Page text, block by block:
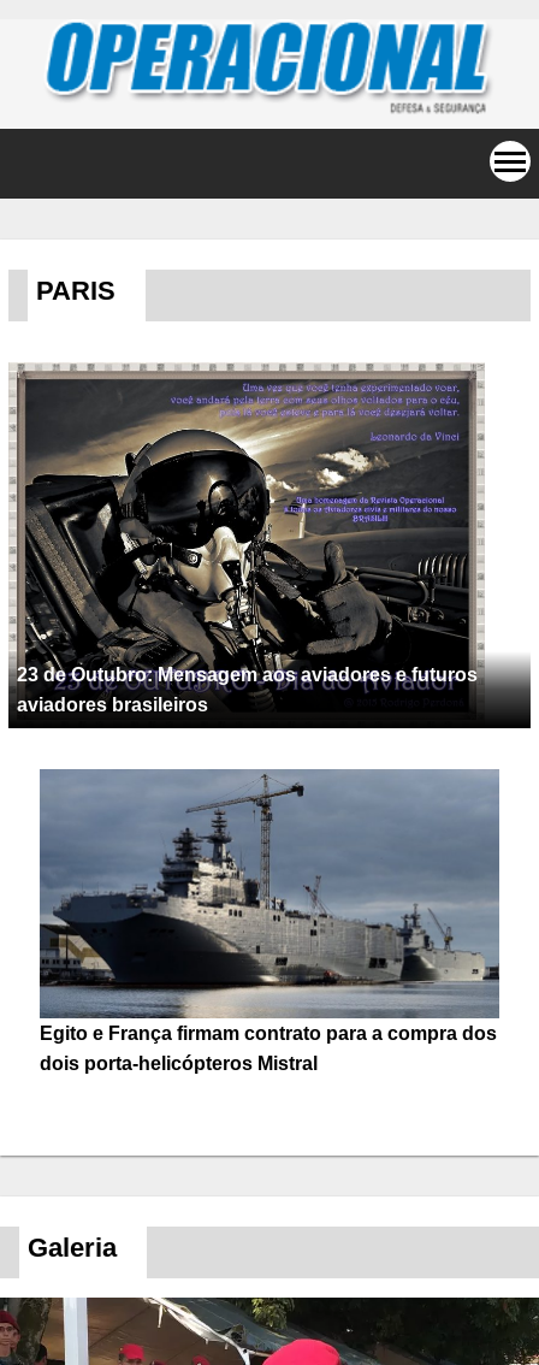
PARIS
23 de Outubro: Mensagem aos aviadores e futuros
aviadores brasileiros
Egito e França firmam contrato para a compra dos
dois porta-helicópteros Mistral
Galeria